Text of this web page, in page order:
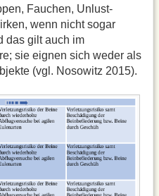
Fauchen, Unlust-
wenn nicht sogar
das gilt auch im
sie eignen sich weder als
(vgl. Nosowitz 2015).